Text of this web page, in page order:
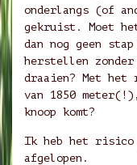
onderlangs (of
gekruist. Moet
dan nog geen
herstellen
draaien? Met
van 1850
knoop komt?
Ik heb het risico
afgelopen.